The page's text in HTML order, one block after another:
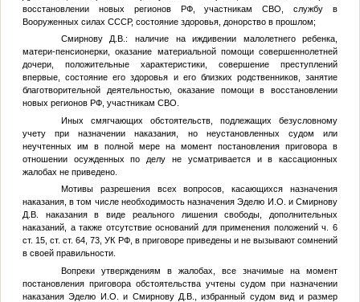
восстановлении новых регионов РФ, участникам СВО, службу в
Вооруженных силах СССР, состояние здоровья, донорство в прошлом;
Смирнову Д.В.: наличие на иждивении малолетнего ребенка,
матери-пенсионерки, оказание материальной помощи совершеннолетней
дочери, положительные характеристики, совершение преступлений
впервые, состояние его здоровья и его близких родственников, занятие
благотворительной деятельностью, оказание помощи в восстановлении
новых регионов РФ, участникам СВО.
Иных смягчающих обстоятельств, подлежащих безусловному
учету при назначении наказания, но неустановленных судом или
неучтенных им в полной мере на момент постановления приговора в
отношении осужденных по делу не усматривается и в кассационных
жалобах не приведено.
Мотивы разрешения всех вопросов, касающихся назначения
наказания, в том числе необходимость назначения Эделю И.О. и Смирнову
Д.В. наказания в виде реального лишения свободы, дополнительных
наказаний, а также отсутствие оснований для применения положений ч. 6
ст. 15, ст. ст. 64, 73, УК РФ, в приговоре приведены и не вызывают сомнений
в своей правильности.
Вопреки утверждениям в жалобах, все значимые на момент
постановления приговора обстоятельства учтены судом при назначении
наказания Эделю И.О. и Смирнову Д.В., избранный судом вид и размер